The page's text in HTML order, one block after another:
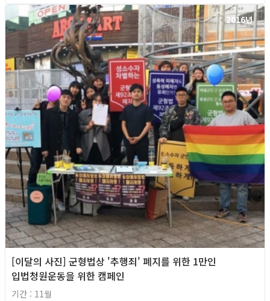
2016년
[이달의 사진] 군형법상 '추행죄' 폐지를 위한 1만인
입법청원운동을 위한 캠페인
기간 : 11월